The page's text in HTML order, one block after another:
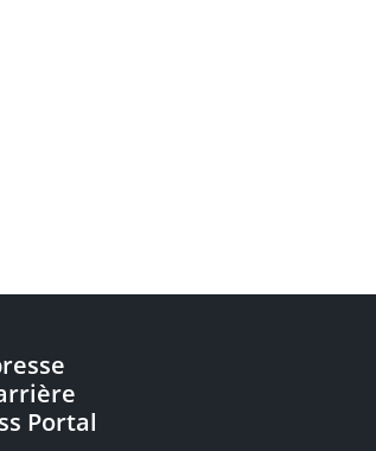
Portal